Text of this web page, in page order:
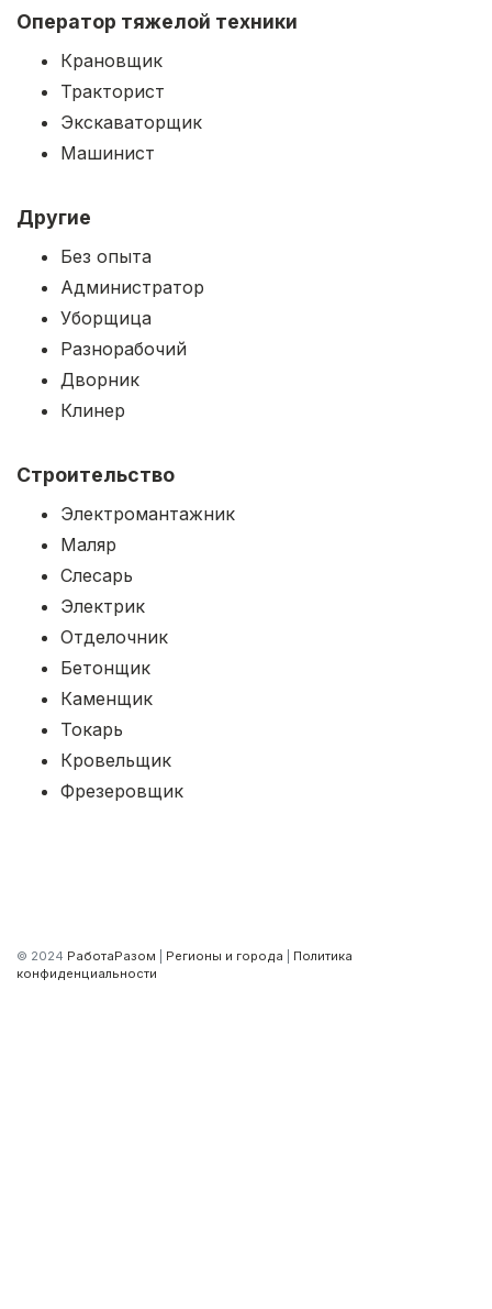
Оператор тяжелой техники
Крановщик
Тракторист
Экскаваторщик
Машинист
Другие
Без опыта
Администратор
Уборщица
Разнорабочий
Дворник
Клинер
Строительство
Электромантажник
Маляр
Слесарь
Электрик
Отделочник
Бетонщик
Каменщик
Токарь
Кровельщик
Фрезеровщик
© 2024 РаботаРазом Регионы и города
Политика
конфиденциальности